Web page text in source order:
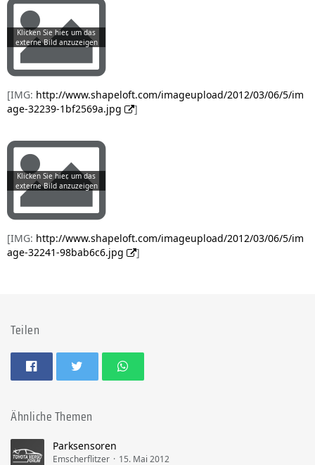
[IMG: http://www.shapeloft.com/imageupload/2012/03/06/5/im
age-32239-1bf2569a.jpg
]
[IMG: http://www.shapeloft.com/imageupload/2012/03/06/5/im
age-32241-98bab6c6.jpg
]
Teilen
Ähnliche Themen
Parksensoren
Emscherflitzer 15. Mai 2012